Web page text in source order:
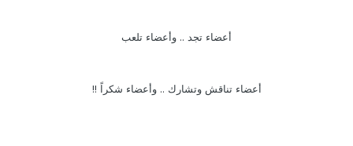
أعضاء تجد .. وأعضاء تلعب
أعضاء تناقش وتشارك .. وأعضاء شكراً !!